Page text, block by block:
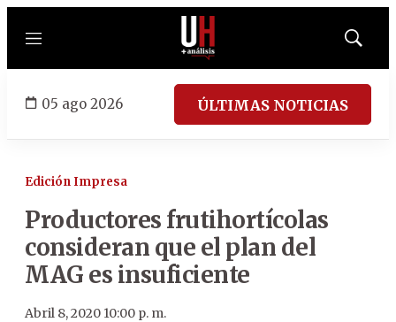
Menú
Mostrar
05 ago 2026 ÚLTIMAS NOTICIAS
Edición Impresa
Productores frutihortícolas
consideran que el plan del
MAG es insuficiente
Abril 8, 2020 10:00 p. m.